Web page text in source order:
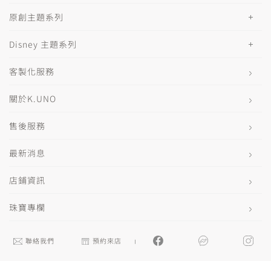
原創主題系列
Disney 主題系列
客製化服務
關於K.UNO
售後服務
最新消息
店鋪資訊
珠寶專欄
聯絡我們 預約來店